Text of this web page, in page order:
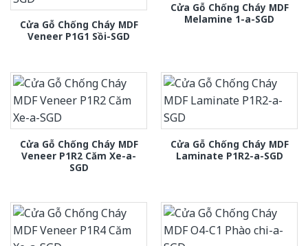
Cửa Gỗ Chống Cháy MDF
Veneer P1G1 Sồi-SGD
Cửa Gỗ Chống Cháy MDF
Melamine 1-a-SGD
Cửa Gỗ Chống Cháy MDF
Veneer P1R2 Căm Xe-a-
SGD
Cửa Gỗ Chống Cháy MDF
Laminate P1R2-a-SGD